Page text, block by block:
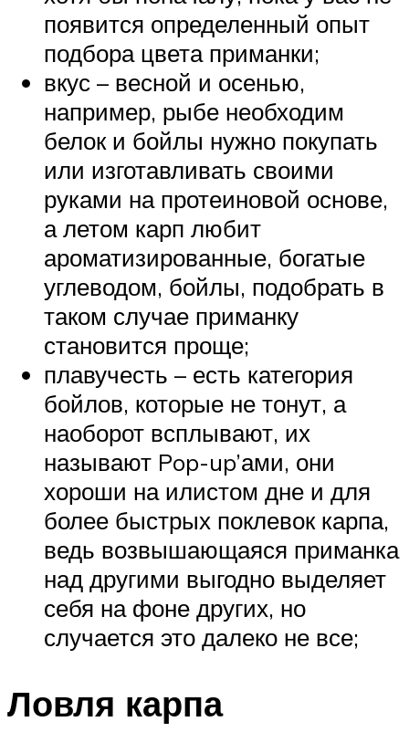
появится определенный опыт
подбора цвета приманки;
вкус – весной и осенью,
например, рыбе необходим
белок и бойлы нужно покупать
или изготавливать своими
руками на протеиновой основе,
а летом карп любит
ароматизированные, богатые
углеводом, бойлы, подобрать в
таком случае приманку
становится проще;
плавучесть – есть категория
бойлов, которые не тонут, а
наоборот всплывают, их
называют Pop-up’ами, они
хороши на илистом дне и для
более быстрых поклевок карпа,
ведь возвышающаяся приманка
над другими выгодно выделяет
себя на фоне других, но
случается это далеко не все;
Ловля карпа